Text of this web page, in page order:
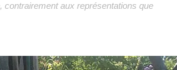
contrairement aux représentations que